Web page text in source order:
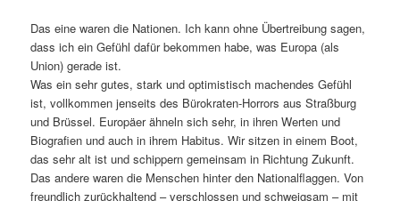
Das eine waren die Nationen. Ich kann ohne Übertreibung sagen,
dass ich ein Gefühl dafür bekommen habe, was Europa (als
Union) gerade ist.
Was ein sehr gutes, stark und optimistisch machendes Gefühl
ist, vollkommen jenseits des Bürokraten-Horrors aus Straßburg
und Brüssel. Europäer ähneln sich sehr, in ihren Werten und
Biografien und auch in ihrem Habitus. Wir sitzen in einem Boot,
das sehr alt ist und schippern gemeinsam in Richtung Zukunft.
Das andere waren die Menschen hinter den Nationalflaggen. Von
freundlich zurückhaltend – verschlossen und schweigsam – mit